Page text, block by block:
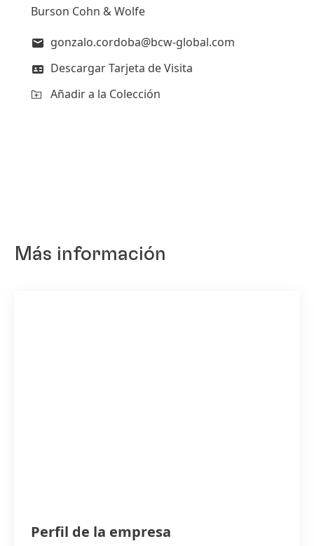
Burson Cohn & Wolfe
gonzalo.cordoba@bcw-global.com
Descargar Tarjeta de Visita
Añadir a la Colección
Más información
Perfil de la empresa